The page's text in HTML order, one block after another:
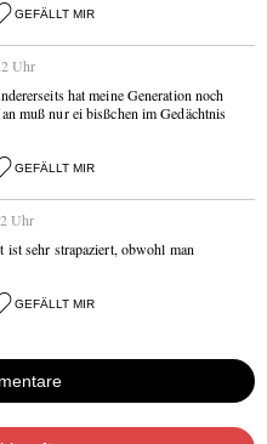
GEFÄLLT MIR
Uhr
hat meine Generation noch
muß nur ei bisßchen im Gedächtnis
GEFÄLLT MIR
Uhr
ist sehr strapaziert, obwohl man
GEFÄLLT MIR